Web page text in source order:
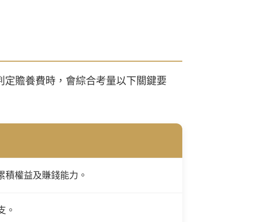
定贍養費時，會綜合考量以下關鍵要
權益及賺錢能力。
。